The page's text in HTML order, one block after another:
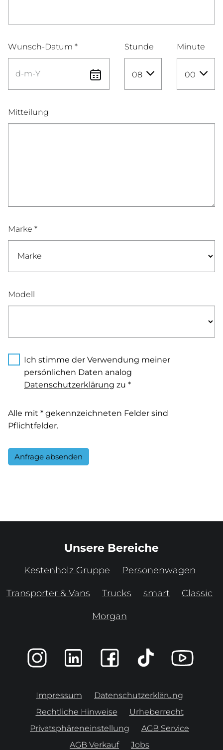
Wunsch-Datum * Stunde
08
Minute
00
Mitteilung
Marke *
Modell
Ich stimme der Verwendung meiner
persönlichen Daten analog
Datenschutzerklärung zu *
Alle mit * gekennzeichneten Felder sind
Pflichtfelder.
Anfrage absenden
Unsere Bereiche
Kestenholz Gruppe Personenwagen
Transporter & Vans Trucks smart Classic
Morgan
Impressum
Datenschutzerklärung
Rechtliche Hinweise
Urheberrecht
Privatsphäreneinstellung
AGB Service
AGB Verkauf
Jobs